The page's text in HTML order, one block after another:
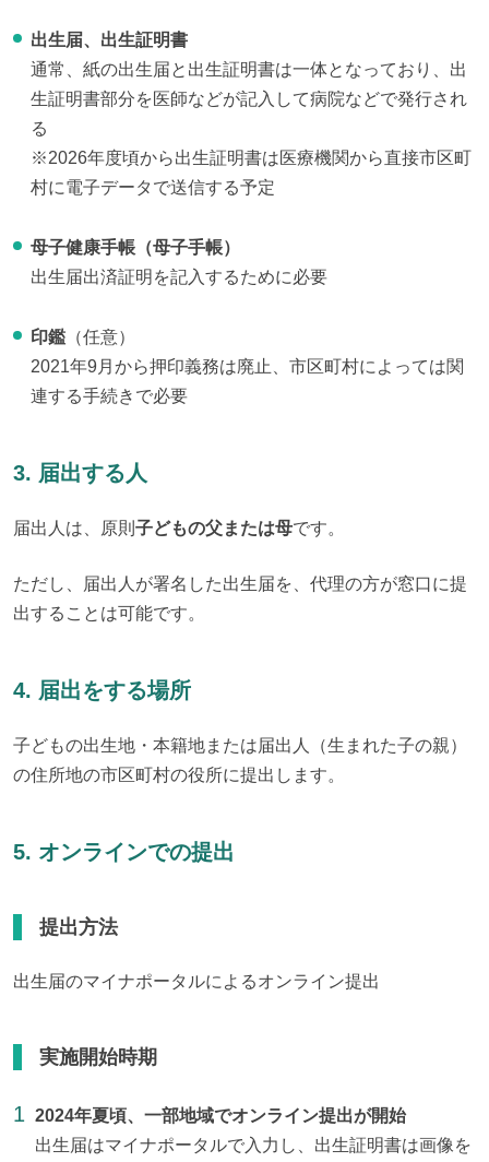
出生届、出生証明書
通常、紙の出生届と出生証明書は一体となっており、出
生証明書部分を医師などが記入して病院などで発行され
る
※2026年度頃から出生証明書は医療機関から直接市区町
村に電子データで送信する予定
母子健康手帳（母子手帳）
出生届出済証明を記入するために必要
印鑑 （任意）
2021年9月から押印義務は廃止、市区町村によっては関
連する手続きで必要
3. 届出する人
届出人は、原則 子どもの父または母です。
ただし、届出人が署名した出生届を、代理の方が窓口に提
出することは可能です。
4. 届出をする場所
子どもの出生地・本籍地または届出人（生まれた子の親）
の住所地の市区町村の役所に提出します。
5. オンラインでの提出
提出方法
出生届のマイナポータルによるオンライン提出
実施開始時期
2024年夏頃、一部地域でオンライン提出が開始
出生届はマイナポータルで入力し、出生証明書は画像を